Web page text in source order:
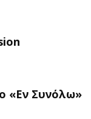
«Εν Συνόλω»